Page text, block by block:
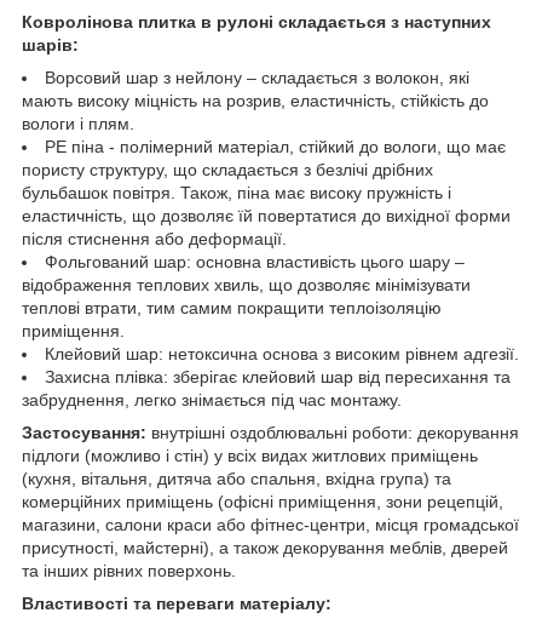
Ковролінова плитка в рулоні складається з наступних
шарів:
Ворсовий шар з нейлону – складається з волокон, які
мають високу міцність на розрив, еластичність, стійкість до
вологи і плям.
РЕ піна - полімерний матеріал, стійкий до вологи, що має
пористу структуру, що складається з безлічі дрібних
бульбашок повітря. Також, піна має високу пружність і
еластичність, що дозволяє їй повертатися до вихідної форми
після стиснення або деформації.
Фольгований шар: основна властивість цього шару –
відображення теплових хвиль, що дозволяє мінімізувати
теплові втрати, тим самим покращити теплоізоляцію
приміщення.
Клейовий шар: нетоксична основа з високим рівнем адгезії.
Захисна плівка: зберігає клейовий шар від пересихання та
забруднення, легко знімається під час монтажу.
Застосування: внутрішні оздоблювальні роботи: декорування
підлоги (можливо і стін) у всіх видах житлових приміщень
(кухня, вітальня, дитяча або спальня, вхідна група) та
комерційних приміщень (офісні приміщення, зони рецепцій,
магазини, салони краси або фітнес-центри, місця громадської
присутності, майстерні), а також декорування меблів, дверей
та інших рівних поверхонь.
Властивості та переваги матеріалу: